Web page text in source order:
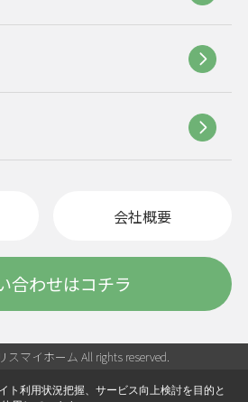
会社概要
合わせはコチラ
スマイホーム All rights reserved.
ト利用状況把握、サービス向上検討を目的と